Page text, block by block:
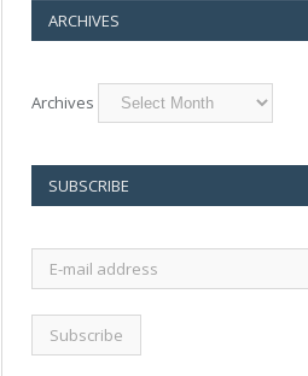
ARCHIVES
Archives
SUBSCRIBE
mail